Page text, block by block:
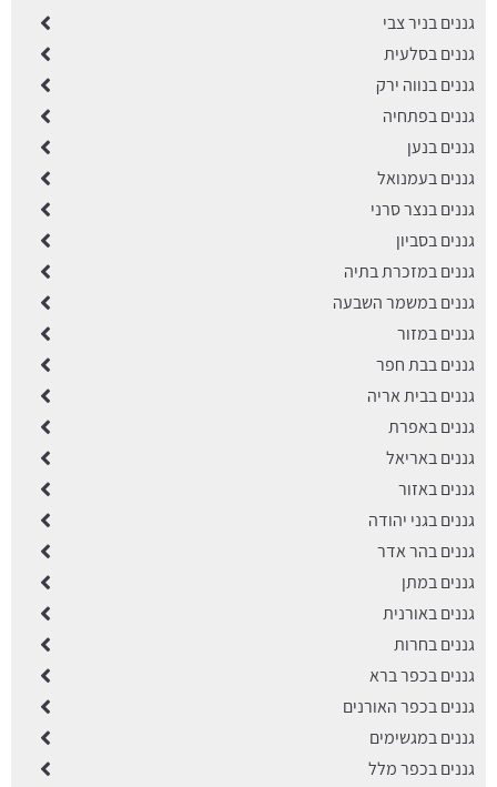
גננים בניר צבי
גננים בסלעית
גננים בנווה ירק
גננים בפתחיה
גננים בנען
גננים בעמנואל
גננים בנצר סרני
גננים בסביון
גננים במזכרת בתיה
גננים במשמר השבעה
גננים במזור
גננים בבת חפר
גננים בבית אריה
גננים באפרת
גננים באריאל
גננים באזור
גננים בגני יהודה
גננים בהר אדר
גננים במתן
גננים באורנית
גננים בחרות
גננים בכפר ברא
גננים בכפר האורנים
גננים במגשימים
גננים בכפר מלל